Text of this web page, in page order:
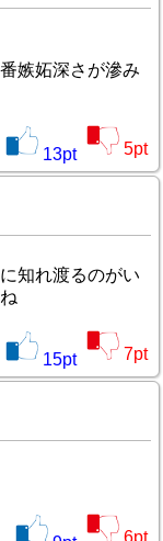
嫉妬深さが滲み
13pt 5pt
知れ渡るのがい
15pt 7pt